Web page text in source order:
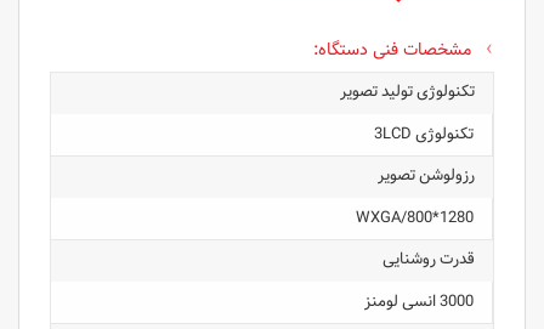
مشخصات فنی دستگاه:
تکنولوژی تولید تصویر
تکنولوژی 3LCD
رزولوشن تصویر
1280*800/WXGA
قدرت روشنایی
3000 انسی لومنز